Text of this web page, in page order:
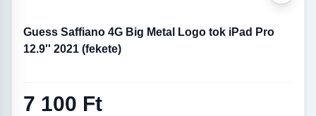
Guess Saffiano 4G Big Metal Logo tok iPad Pro
12.9'' 2021 (fekete)
7 100 Ft